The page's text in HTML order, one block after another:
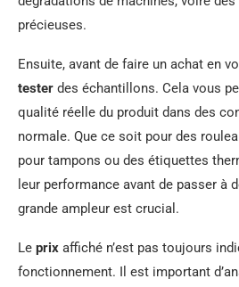
précieuses.
Ensuite, avant de faire un achat en
tester des échantillons. Cela vous
qualité réelle du produit dans des
normale. Que ce soit pour des
pour tampons ou des étiquettes
leur performance avant de passer à
grande ampleur est crucial.
Le prix affiché n’est pas toujours
fonctionnement. Il est important